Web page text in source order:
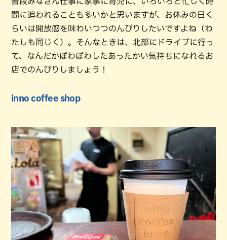
間に追われることも多いかと思いますが、お休みの日く
らいは開放感を味わいつつのんびりしたいですよね（わ
たしも同じく）。そんなときは、北部にドライブに行っ
て、なんだかぽわぽわしたあったかい気持ちになれるお
店でのんびりしましょう！
inno coffee shop